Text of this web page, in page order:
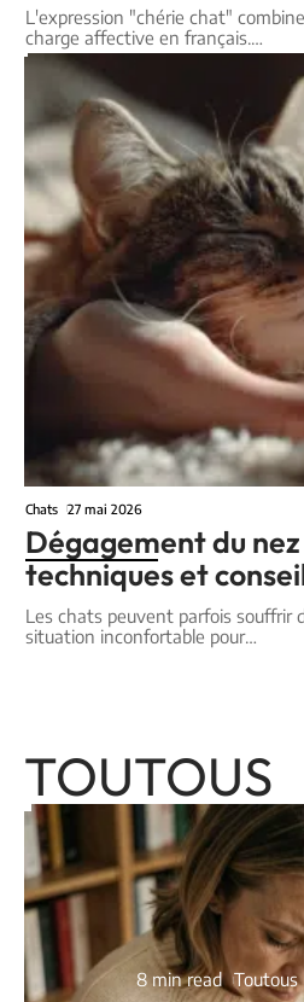
L'expression "chérie chat"
charge affective en français.
Chats 27 mai 2026
Dégagement du
techniques et
Les chats peuvent parfois souffrir
situation inconfortable pour…
TOUTOUS
8 min read Toutous